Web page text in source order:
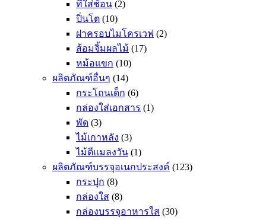
ที่ใส่ช้อน (2)
ปิ่นโต (10)
ฝาครอบไมโครเวฟ (2)
ส้อมจิ้มผลไม้ (17)
หม้อแขก (10)
ผลิตภัณฑ์อื่นๆ (14)
กระโถนเด็ก (6)
กล่องใส่เอกสาร (1)
พัด (3)
ไม้เกาหลัง (3)
ไม้ตีแมลงวัน (1)
ผลิตภัณฑ์บรรจุอเนกประสงค์ (123)
กระปุก (8)
กล่องใส (8)
กล่องบรรจุอาหารใส (30)